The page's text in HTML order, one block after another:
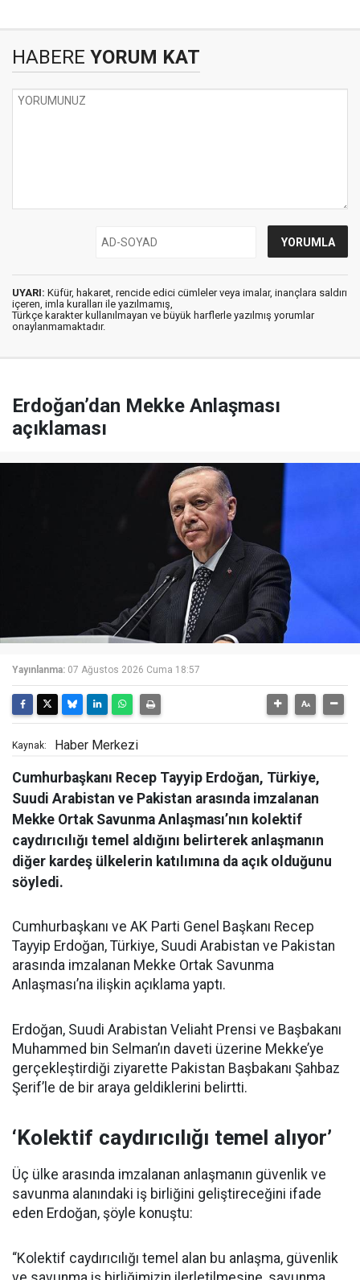
HABERE YORUM KAT
UYARI: Küfür, hakaret, rencide edici cümleler veya imalar, inançlara saldırı
içeren, imla kuralları ile yazılmamış,
Türkçe karakter kullanılmayan ve büyük harflerle yazılmış yorumlar
onaylanmamaktadır.
Erdoğan’dan Mekke Anlaşması
açıklaması
Yayınlanma: 07 Ağustos 2026 Cuma 18:57
Kaynak: Haber Merkezi
Cumhurbaşkanı Recep Tayyip Erdoğan, Türkiye,
Suudi Arabistan ve Pakistan arasında imzalanan
Mekke Ortak Savunma Anlaşması’nın kolektif
caydırıcılığı temel aldığını belirterek anlaşmanın
diğer kardeş ülkelerin katılımına da açık olduğunu
söyledi.
Cumhurbaşkanı ve AK Parti Genel Başkanı Recep
Tayyip Erdoğan, Türkiye, Suudi Arabistan ve Pakistan
arasında imzalanan Mekke Ortak Savunma
Anlaşması’na ilişkin açıklama yaptı.
Erdoğan, Suudi Arabistan Veliaht Prensi ve Başbakanı
Muhammed bin Selman’ın daveti üzerine Mekke’ye
gerçekleştirdiği ziyarette Pakistan Başbakanı Şahbaz
Şerif’le de bir araya geldiklerini belirtti.
‘Kolektif caydırıcılığı temel alıyor’
Üç ülke arasında imzalanan anlaşmanın güvenlik ve
savunma alanındaki iş birliğini geliştireceğini ifade
eden Erdoğan, şöyle konuştu:
“Kolektif caydırıcılığı temel alan bu anlaşma, güvenlik